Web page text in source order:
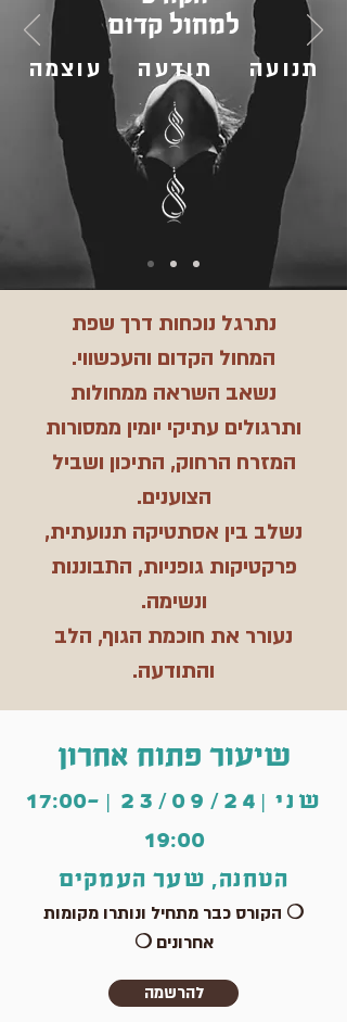
למחול קדום
תנועה תודעה עוצמה
נתרגל נוכחות דרך שפת
המחול הקדום והעכשווי.
נשאב השראה ממחולות
ותרגולים עתיקי יומין ממסורות
המזרח הרחוק, התיכון ושביל
הצוענים.
נשלב בין אסתטיקה תנועתית,
פרקטיקות גופניות, התבוננות
ונשימה.
נעורר את חוכמת הגוף, הלב
והתודעה.
שיעור פתוח אחרון
שני |
23 /09 / 24
| 17:00-
19:00
הטחנה, שער העמקים
❍ הקורס כבר מתחיל ונותרו מקומות
אחרונים ❍
להרשמה